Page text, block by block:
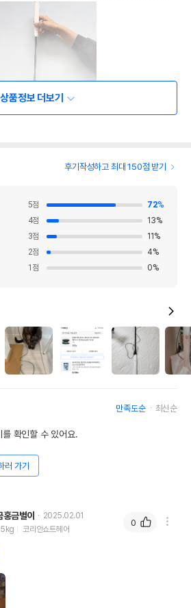
하셨던 아이스블루, 엠버 색상이
추가되었습니다.
상품정보 더보기
후기작성하고 최대 150점 받기
5점 72%
4점 13%
3점 11 %
2점 4%
1 점 0%
만족도순 최신순
확인할 수 있어요.
러 가기
금별이
2025.02.01
5kg 코리안쇼트헤어
0